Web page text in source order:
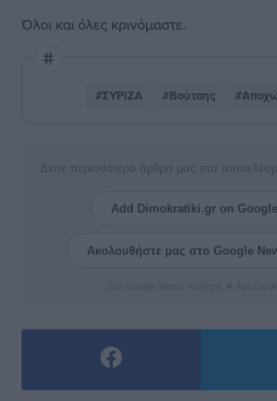
Όλοι και όλες κρινόμαστε.
#ΣΥΡΙΖΑ #Βούτσης
Δείτε περισσότερα άρθρα μας στα
Add Dimokratiki.gr on
Ακολουθήστε μας στο Google